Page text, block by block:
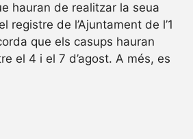
hauran de realitzar la seua
registre de l’Ajuntament de l’1
que els casups hauran
el 4 i el 7 d’agost. A més, es